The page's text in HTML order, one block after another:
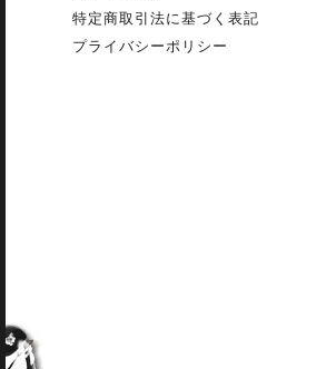
特定商取引法に基づく表記
プライバシーポリシー